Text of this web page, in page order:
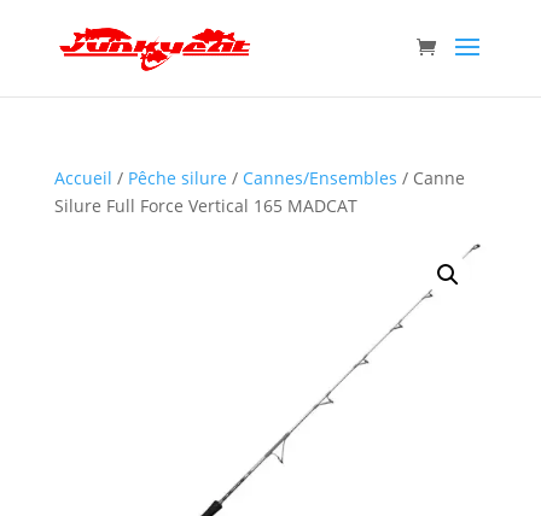
Accueil / Pêche silure / Cannes/Ensembles / Canne
Silure Full Force Vertical 165 MADCAT